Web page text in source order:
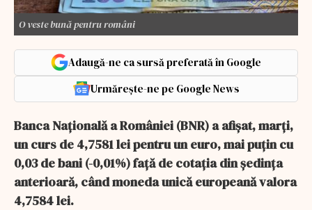
O veste bună pentru români
Adaugă-ne ca sursă preferată în Google
Urmărește-ne pe Google News
Banca Naţională a României (BNR) a afişat, marţi,
un curs de 4,7581 lei pentru un euro, mai puţin cu
0,03 de bani (-0,01%) faţă de cotaţia din şedinţa
anterioară, când moneda unică europeană valora
4,7584 lei.